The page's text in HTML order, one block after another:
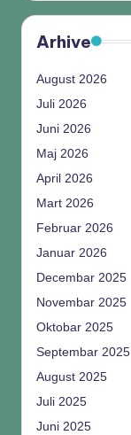
Arhive
August 2026
Juli 2026
Juni 2026
Maj 2026
April 2026
Mart 2026
Februar 2026
Januar 2026
Decembar 2025
Novembar 2025
Oktobar 2025
Septembar 2025
August 2025
Juli 2025
Juni 2025